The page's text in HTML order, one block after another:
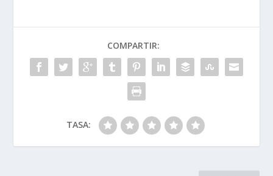
COMPARTIR:
TASA: